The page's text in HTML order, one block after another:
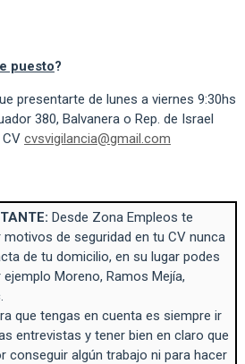
puesto?
presentarte de lunes a viernes 9:30hs
380, Balvanera o Rep. de Israel
cvsvigilancia@gmail.com
Desde Zona Empleos te
de seguridad en tu CV nunca
de tu domicilio, en su lugar podes
Moreno, Ramos Mejía,
que tengas en cuenta es siempre ir
entrevistas y tener bien en claro que
conseguir algún trabajo ni para hacer